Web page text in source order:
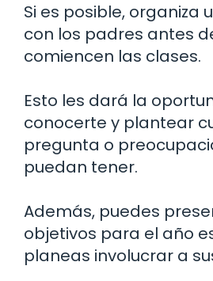
Si es posible, organiza
con los padres antes
comiencen las clases.
Esto les dará la
conocerte y plantear
pregunta o
puedan tener.
Además, puedes
objetivos para el año
planeas involucrar a